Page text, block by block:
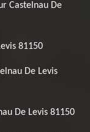
Castelnau De
81150
De Levis
De Levis 81150